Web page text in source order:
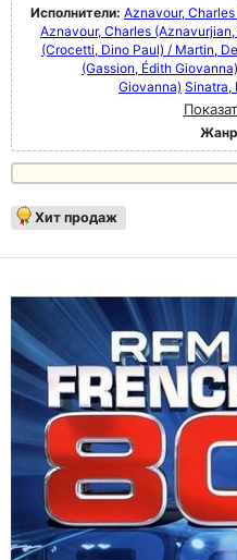
Исполнители: Aznavour,
Aznavour, Charles
(Crocetti, Dino Paul) / Martin,
(Gassion, Édith
Giovanna) Sinatra,
Хит продаж